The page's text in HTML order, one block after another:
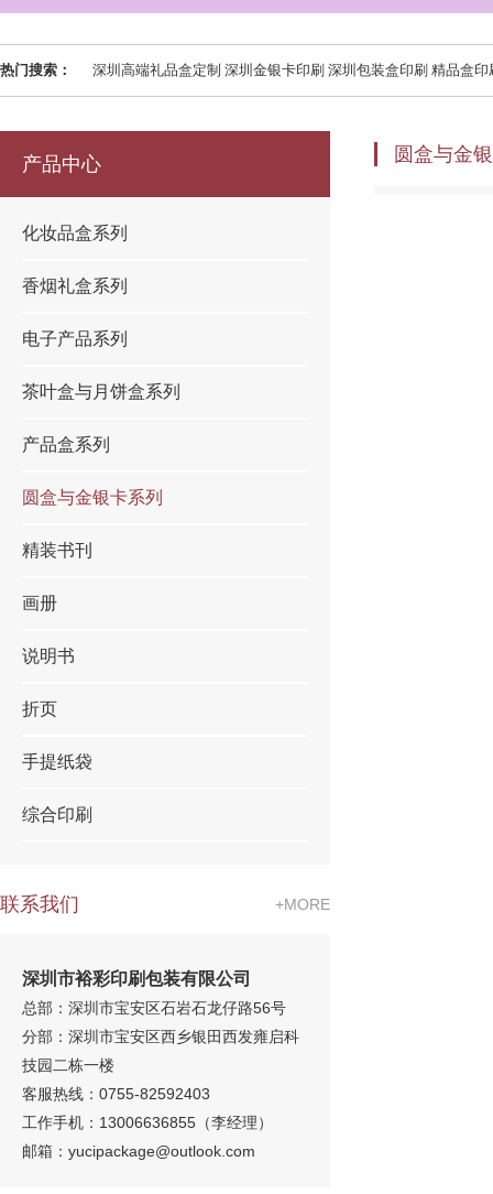
热门搜索： 深圳高端礼品盒定制 深圳金银卡印刷 深圳包装盒印刷 精品盒印刷 礼品盒印刷 精
产品中心
化妆品盒系列
香烟礼盒系列
电子产品系列
茶叶盒与月饼盒系列
产品盒系列
圆盒与金银卡系列
精装书刊
画册
说明书
折页
手提纸袋
综合印刷
+MORE
联系我们
深圳市裕彩印刷包装有限公司
总部：深圳市宝安区石岩石龙仔路56号
分部：深圳市宝安区西乡银田西发雍启科
技园二栋一楼
客服热线：0755-82592403
工作手机：13006636855（李经理）
邮箱： yucipackage@outlook.com
圆盒与金